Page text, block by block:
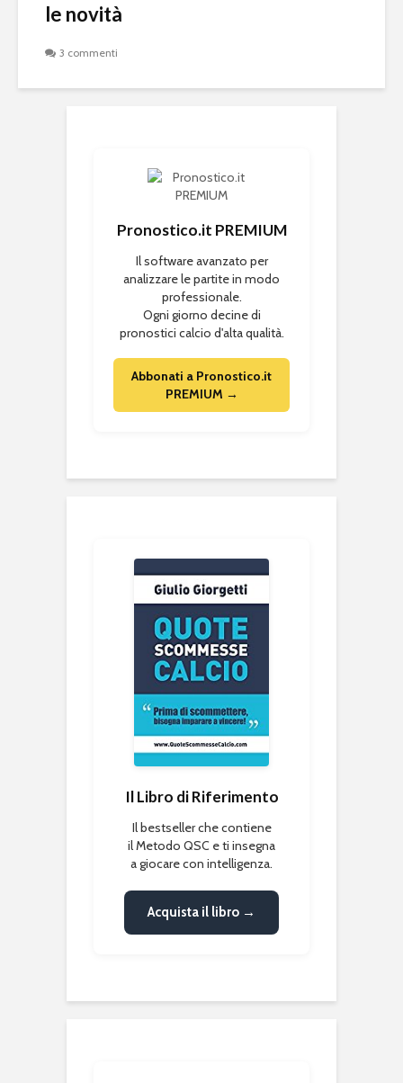
le novità
3 commenti
Pronostico.it PREMIUM
Il software avanzato per
analizzare le partite in modo
professionale.
Ogni giorno decine di
pronostici calcio d'alta qualità.
Abbonati a Pronostico.it
PREMIUM →
Il Libro di Riferimento
Il bestseller che contiene
il Metodo QSC e ti insegna
a giocare con intelligenza.
Acquista il libro →